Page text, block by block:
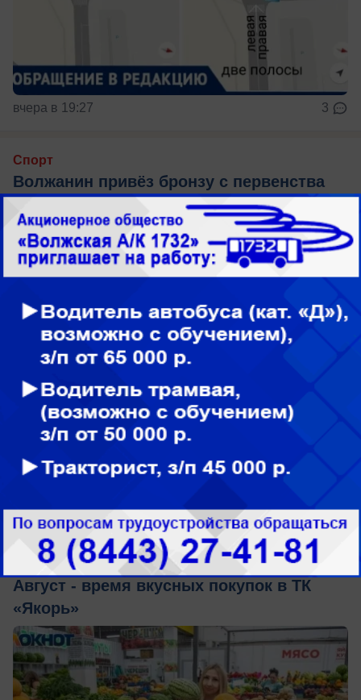
вчера в 19:27 3
Спорт
Волжанин привёз бронзу с первенства
4 призера из Волгоградской области
вчера в 18:24 0
Общество
Август - время вкусных покупок в ТК
«Якорь»